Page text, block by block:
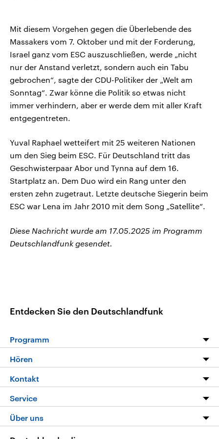
Mit diesem Vorgehen gegen die Überlebende des
Massakers vom 7. Oktober und mit der Forderung,
Israel ganz vom ESC auszuschließen, werde „nicht
nur der Anstand verletzt, sondern auch ein Tabu
gebrochen“, sagte der CDU-Politiker der „Welt am
Sonntag“. Zwar könne die Politik so etwas nicht
immer verhindern, aber er werde dem mit aller Kraft
entgegentreten.
Yuval Raphael wetteifert mit 25 weiteren Nationen
um den Sieg beim ESC. Für Deutschland tritt das
Geschwisterpaar Abor und Tynna auf dem 16.
Startplatz an. Dem Duo wird ein Rang unter den
ersten zehn zugetraut. Letzte deutsche Siegerin beim
ESC war Lena im Jahr 2010 mit dem Song „Satellite“.
Diese Nachricht wurde am 17.05.2025 im Programm
Deutschlandfunk gesendet.
Entdecken Sie den Deutschlandfunk
Programm
Programm
Die Nachrichten
Nachrichtenleicht
Neue Beiträge auf dlf.de
Hören
Livestream
Podcasts
Deutschlandfunk App
Kontakt
Hörerservice
Service
FAQ
Über uns